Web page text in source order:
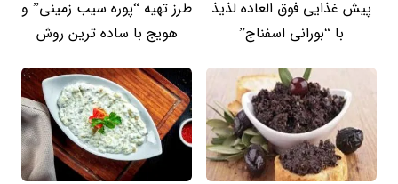
پیش غذایی فوق العاده لذیذ
با “بورانی اسفناج”
طرز تهیه “پوره سیب زمینی” و
هویج با ساده ترین روش